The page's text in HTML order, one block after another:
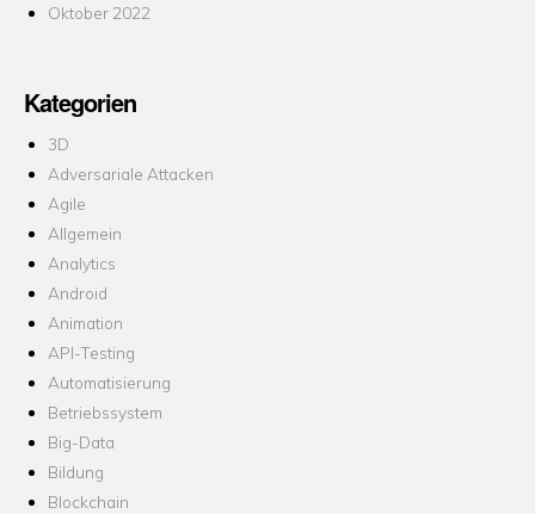
Oktober 2022
Kategorien
3D
Adversariale Attacken
Agile
Allgemein
Analytics
Android
Animation
API-Testing
Automatisierung
Betriebssystem
Big-Data
Bildung
Blockchain